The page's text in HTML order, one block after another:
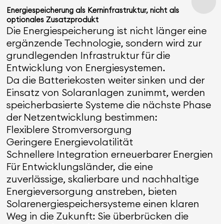
Energiespeicherung als Kerninfrastruktur, nicht als
optionales Zusatzprodukt
Die Energiespeicherung ist nicht länger eine
ergänzende Technologie, sondern wird zur
grundlegenden Infrastruktur für die
Entwicklung von Energiesystemen.
Da die Batteriekosten weiter sinken und der
Einsatz von Solaranlagen zunimmt, werden
speicherbasierte Systeme die nächste Phase
der Netzentwicklung bestimmen:
Flexiblere Stromversorgung
Geringere Energievolatilität
Schnellere Integration erneuerbarer Energien
Für Entwicklungsländer, die eine
zuverlässige, skalierbare und nachhaltige
Energieversorgung anstreben, bieten
Solarenergiespeichersysteme einen klaren
Weg in die Zukunft: Sie überbrücken die